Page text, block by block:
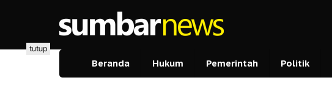
Beranda Hukum Pemerintah Politik
tutup